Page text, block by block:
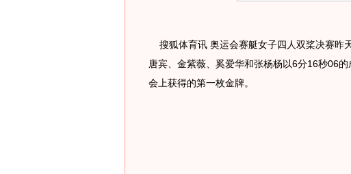
搜狐体育讯 奥运会赛艇女子四人双桨决赛昨
唐宾、金紫薇、奚爱华和张杨杨以6分16秒06
会上获得的第一枚金牌。